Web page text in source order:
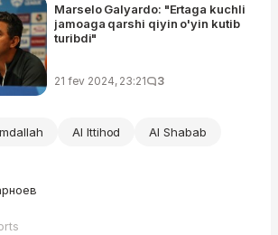
Marselo Galyardo: "Ertaga kuchli
jamoaga qarshi qiyin o'yin kutib
turibdi"
21 fev 2024, 23:21 3
Al Ittihod Al Shabab